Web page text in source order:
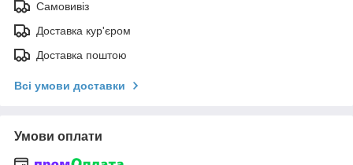
Самовивіз
Доставка кур'єром
Доставка поштою
Всі умови доставки
Умови оплати